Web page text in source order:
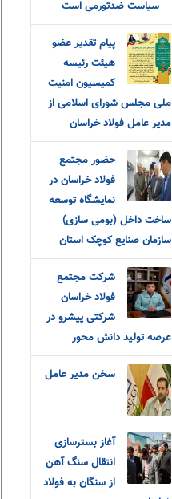
سیاست ضدتورمی است
پیام تقدیر عضو
هیئت رئیسه
کمیسیون امنیت
ملی مجلس شورای اسلامی از
مدیر عامل فولاد خراسان
حضور مجتمع
فولاد خراسان در
نمایشگاه توسعه
ساخت داخل (بومی سازی)
سازمان صنایع کوچک استان
شرکت مجتمع
فولاد خراسان
شرکتی پیشرو در
عرصه تولید دانش محور
سخن مدیر عامل
آغاز بسترسازی
انتقال سنگ آهن
از سنگان به فولاد